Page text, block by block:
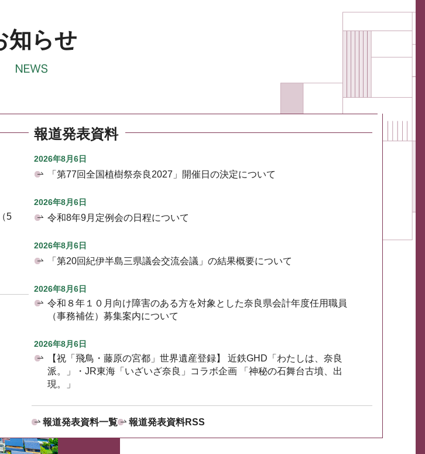
知らせ
5
報道発表資料
2026年8月6日
「第77回全国植樹祭奈良2027」開催日の決定について
2026年8月6日
令和8年9月定例会の日程について
2026年8月6日
「第20回紀伊半島三県議会交流会議」の結果概要について
2026年8月6日
令和８年１０月向け障害のある方を対象とした奈良県会計年度任用職員
（事務補佐）募集案内について
2026年8月6日
【祝「飛鳥・藤原の宮都」世界遺産登録】 近鉄GHD「わたしは、奈良
派。」・JR東海「いざいざ奈良」コラボ企画 「神秘の石舞台古墳、出
現。」
報道発表資料一覧 報道発表資料RSS